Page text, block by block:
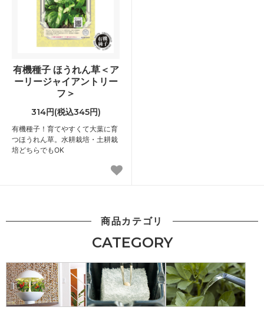
有機種子 ほうれん草＜ア
ーリージャイアントリー
フ＞
314円(税込345円)
有機種子！育てやすくて大葉に育
つほうれん草。水耕栽培・土耕栽
培どちらでもOK
商品カテゴリ
CATEGORY